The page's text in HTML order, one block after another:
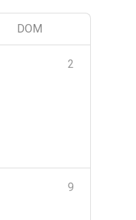
DOM
2
9